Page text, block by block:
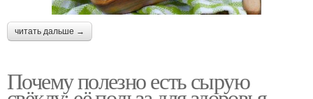
читать дальше →
Почему полезно есть сырую